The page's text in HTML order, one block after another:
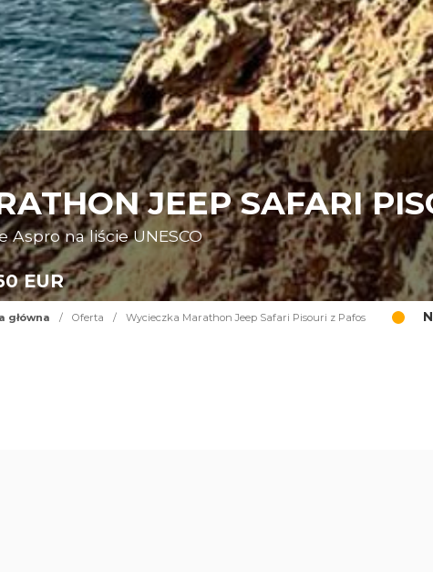
JEEP SAFARI
Aspro na liście UNESCO
EUR
główna / Oferta / Wycieczka Marathon Jeep Safari Pisouri z Pafos